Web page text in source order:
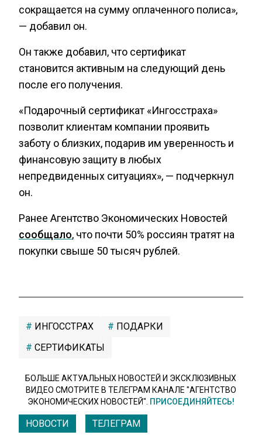
сокращается на сумму оплаченного полиса»,
— добавил он.
Он также добавил, что сертификат
становится активным на следующий день
после его получения.
«Подарочный сертификат «Ингосстраха»
позволит клиентам компании проявить
заботу о близких, подарив им уверенность и
финансовую защиту в любых
непредвиденных ситуациях», — подчеркнул
он.
Ранее Агентство Экономических Новостей
сообщало, что почти 50% россиян тратят на
покупки свыше 50 тысяч рублей.
ИНГОССТРАХ
ПОДАРКИ
СЕРТИФИКАТЫ
БОЛЬШЕ АКТУАЛЬНЫХ НОВОСТЕЙ И ЭКСКЛЮЗИВНЫХ
ВИДЕО СМОТРИТЕ В ТЕЛЕГРАМ КАНАЛЕ "АГЕНТСТВО
ЭКОНОМИЧЕСКИХ НОВОСТЕЙ". ПРИСОЕДИНЯЙТЕСЬ!
НОВОСТИ ТЕЛЕГРАМ